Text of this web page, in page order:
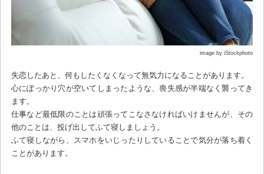
image by iStockphoto
失恋したあと、何もしたくなくなって無気力になることがあります。
心にぽっかり穴が空いてしまったような、喪失感が半端なく襲ってき
ます。
仕事など最低限のことは頑張ってこなさなければいけませんが、その
他のことは、投げ出してふて寝しましょう。
ふて寝しながら、スマホをいじったりしていることで気分が落ち着く
ことがあります。